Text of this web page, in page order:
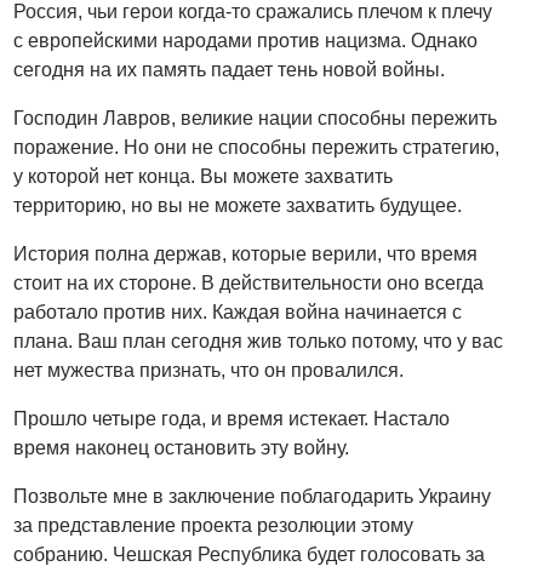
Россия, чьи герои когда-то сражались плечом к плечу
с европейскими народами против нацизма. Однако
сегодня на их память падает тень новой войны.
Господин Лавров, великие нации способны пережить
поражение. Но они не способны пережить стратегию,
у которой нет конца. Вы можете захватить
территорию, но вы не можете захватить будущее.
История полна держав, которые верили, что время
стоит на их стороне. В действительности оно всегда
работало против них. Каждая война начинается с
плана. Ваш план сегодня жив только потому, что у вас
нет мужества признать, что он провалился.
Прошло четыре года, и время истекает. Настало
время наконец остановить эту войну.
Позвольте мне в заключение поблагодарить Украину
за представление проекта резолюции этому
собранию. Чешская Республика будет голосовать за